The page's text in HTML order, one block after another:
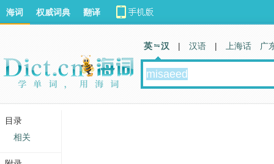
海词 权威词典 翻译
英 汉 | 汉语 | 上海话 广
目录
相关